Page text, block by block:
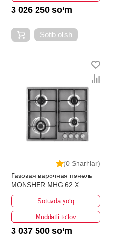
3 026 250 so‘m
Sotib olish
(0 Sharhlar)
Газовая варочная панель
MONSHER MHG 62 X
Sotuvda yo‘q
Muddatli to‘lov
3 037 500 so‘m